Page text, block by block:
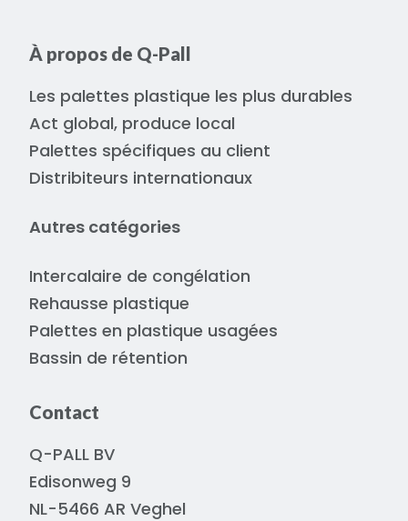
À propos de Q-Pall
Les palettes plastique les plus durables
Act global, produce local
Palettes spécifiques au client
Distribiteurs internationaux
Autres catégories
Intercalaire de congélation
Rehausse plastique
Palettes en plastique usagées
Bassin de rétention
Contact
Q-PALL BV
Edisonweg 9
NL-5466 AR Veghel